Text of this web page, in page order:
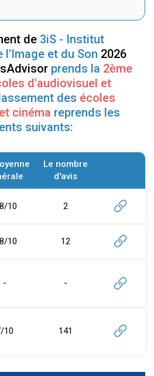
de 3iS - Institut
l'Image et du Son 2026
prends la 2ème
d'audiovisuel et
des écoles
cinéma reprends les
suivants:
Le nombre
d'avis
10 2
10 12
- -
10 141